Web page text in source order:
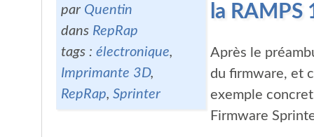
par Quentin
dans RepRap
tags : électronique,
Imprimante 3D,
RepRap, Sprinter
la RAMPS
Après le
du firmware, et
exemple
Firmware